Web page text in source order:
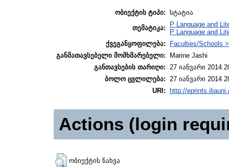
ობიექტის ტიპი: სტატია
თემატიკა:
P Language and
P Language and
ქვეგანყოფილება:
Faculties/Schools
განმათავსებელი მომხმარებელი:
Marine Jashi
განთავსების თარიღი:
27 იანვარი 2014
ბოლო ცვლილება:
27 იანვარი 2014
URI:
http://
Actions (login
ობიექტის ნახვა